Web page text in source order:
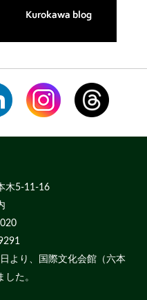
木5-11-16
より、国際文化会館（六本
した。